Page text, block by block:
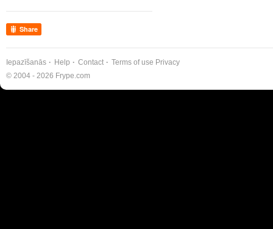
Share
Iepazīšanās Help Contact Terms of use Privacy
© 2004 - 2026 Frype.com